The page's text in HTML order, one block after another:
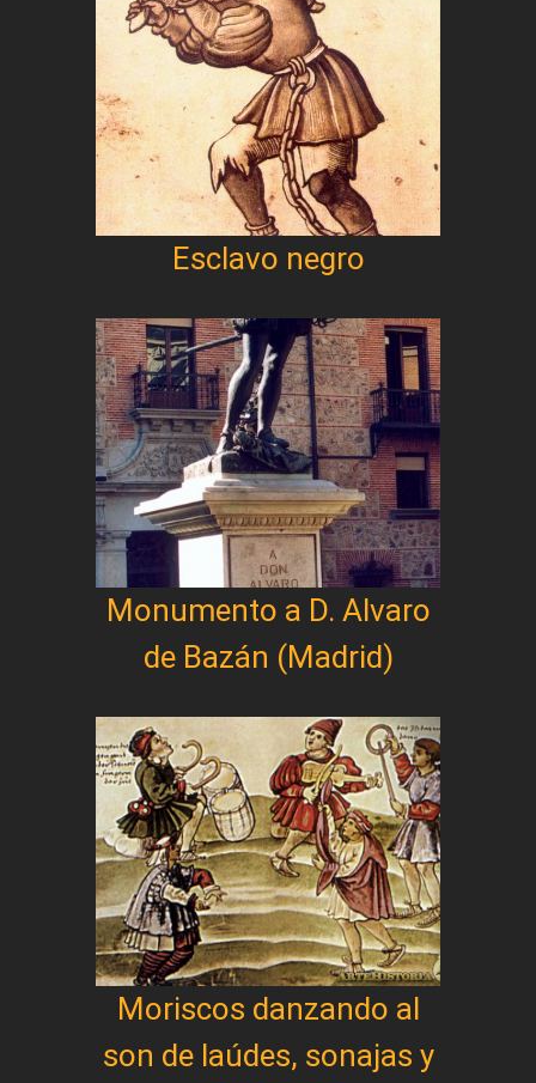
Esclavo negro
Monumento a D. Alvaro
de Bazán (Madrid)
Moriscos danzando al
son de laúdes, sonajas y